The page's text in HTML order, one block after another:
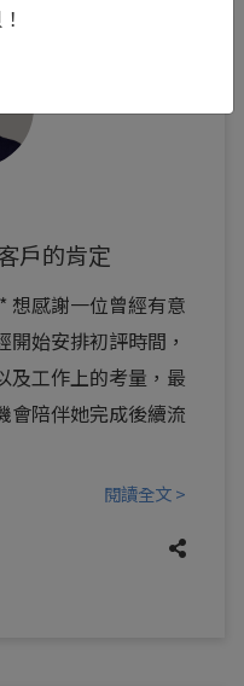
戶的肯定
想感謝一位曾經有意
始安排初評時間，
及工作上的考量，最
會陪伴她完成後續流
閱讀全文 >